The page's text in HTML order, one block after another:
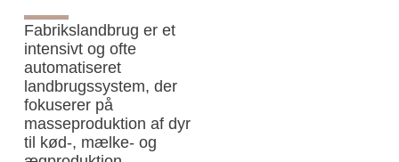
Fabrikslandbrug er et
intensivt og ofte
automatiseret
landbrugssystem, der
fokuserer på
masseproduktion af dyr
til kød-, mælke- og